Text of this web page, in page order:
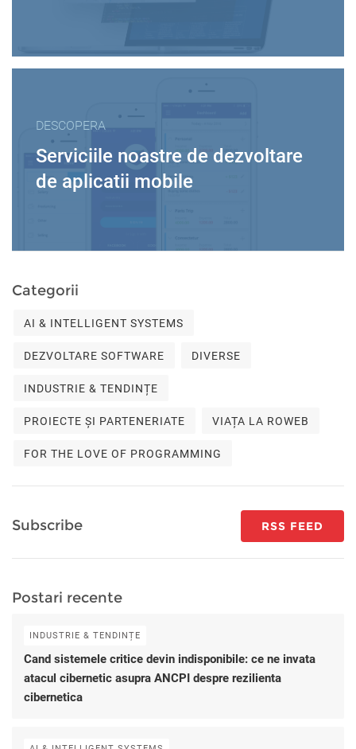
DESCOPERA
Serviciile noastre de dezvoltare
de aplicatii mobile
Categorii
AI & INTELLIGENT SYSTEMS
DEZVOLTARE SOFTWARE DIVERSE
INDUSTRIE & TENDINȚE
PROIECTE ȘI PARTENERIATE VIAȚA LA ROWEB
FOR THE LOVE OF PROGRAMMING
Subscribe RSS FEED
Postari recente
INDUSTRIE & TENDINȚE
Cand sistemele critice devin indisponibile: ce ne invata
atacul cibernetic asupra ANCPI despre rezilienta
cibernetica